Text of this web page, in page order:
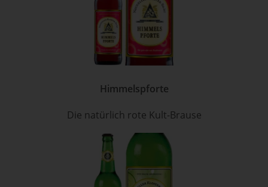
Himmelspforte
Die natürlich rote Kult-Brause